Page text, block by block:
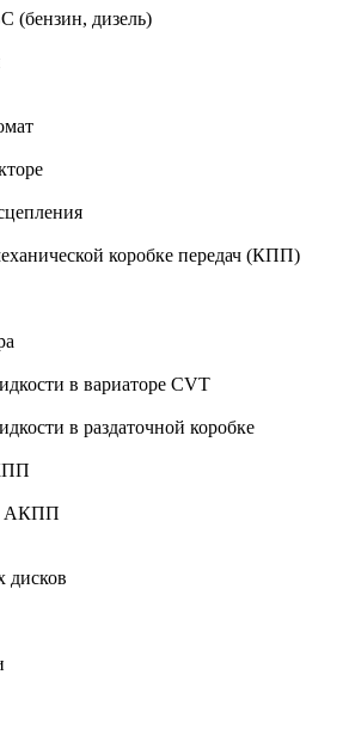
(бензин, дизель)
коробке передач (КПП)
в вариаторе CVT
в раздаточной коробке
АКПП
дисков